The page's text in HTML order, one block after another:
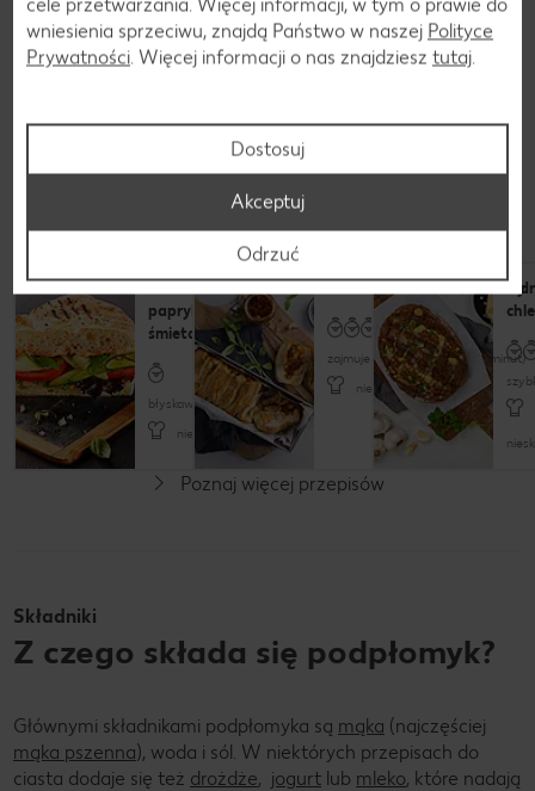
Sprawdzone przepisy do wypróbowania w
paprykowym serkiem
śmietankowym
błyskawicznie (do 15 minut)
nieskomplikowany
Chleb ziołowo-pomidorowy
zajmuje trochę czasu (do 60 minut)
nieskomplikowany
Poznaj więcej przepisów
Składniki
Z czego składa się podpłomyk?
Głównymi składnikami podpłomyka są mąka (najczęściej
mąka pszenna), woda i sól. W niektórych przepisach do
ciasta dodaje się też drożdże, jogurt lub mleko, które nadają
cele przetwarzania. Więcej informacji, w tym o prawie do
wniesienia sprzeciwu, znajdą Państwo w naszej Polityce
Prywatności. Więcej informacji o nas znajdziesz tutaj.
Dostosuj
Odrzuć
Akceptuj